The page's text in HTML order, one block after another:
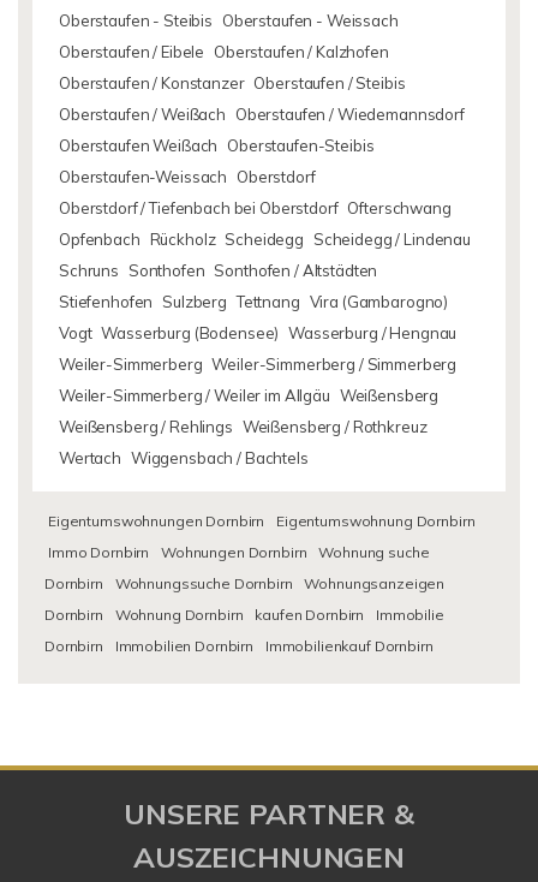
Oberstaufen - Steibis
Oberstaufen - Weissach
Oberstaufen / Eibele
Oberstaufen / Kalzhofen
Oberstaufen / Konstanzer Oberstaufen / Steibis
Oberstaufen / Weißach
Oberstaufen / Wiedemannsdorf
Oberstaufen Weißach
Oberstaufen-Steibis
Oberstaufen-Weissach
Oberstdorf
Oberstdorf / Tiefenbach bei Oberstdorf Ofterschwang
Opfenbach Rückholz Scheidegg
Scheidegg / Lindenau
Schruns
Sonthofen Sonthofen / Altstädten
Stiefenhofen
Sulzberg Tettnang Vira (Gambarogno)
Vogt Wasserburg (Bodensee) Wasserburg / Hengnau
Weiler-Simmerberg Weiler-Simmerberg / Simmerberg
Weiler-Simmerberg / Weiler im Allgäu Weißensberg
Weißensberg / Rehlings Weißensberg / Rothkreuz
Wertach Wiggensbach / Bachtels
Eigentumswohnungen Dornbirn
Eigentumswohnung Dornbirn
Immo Dornbirn
Wohnungen Dornbirn
Wohnung suche
Dornbirn
Wohnungssuche Dornbirn
Wohnungsanzeigen
Dornbirn
Wohnung Dornbirn kaufen Dornbirn
Immobilie
Dornbirn
Immobilien Dornbirn Immobilienkauf Dornbirn
UNSERE PARTNER &
AUSZEICHNUNGEN